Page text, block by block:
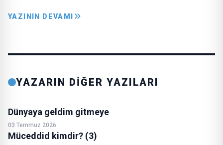
YAZININ DEVAMI
YAZARIN DİĞER YAZILARI
Dünyaya geldim gitmeye
03 Temmuz 2026
Müceddid kimdir? (3)